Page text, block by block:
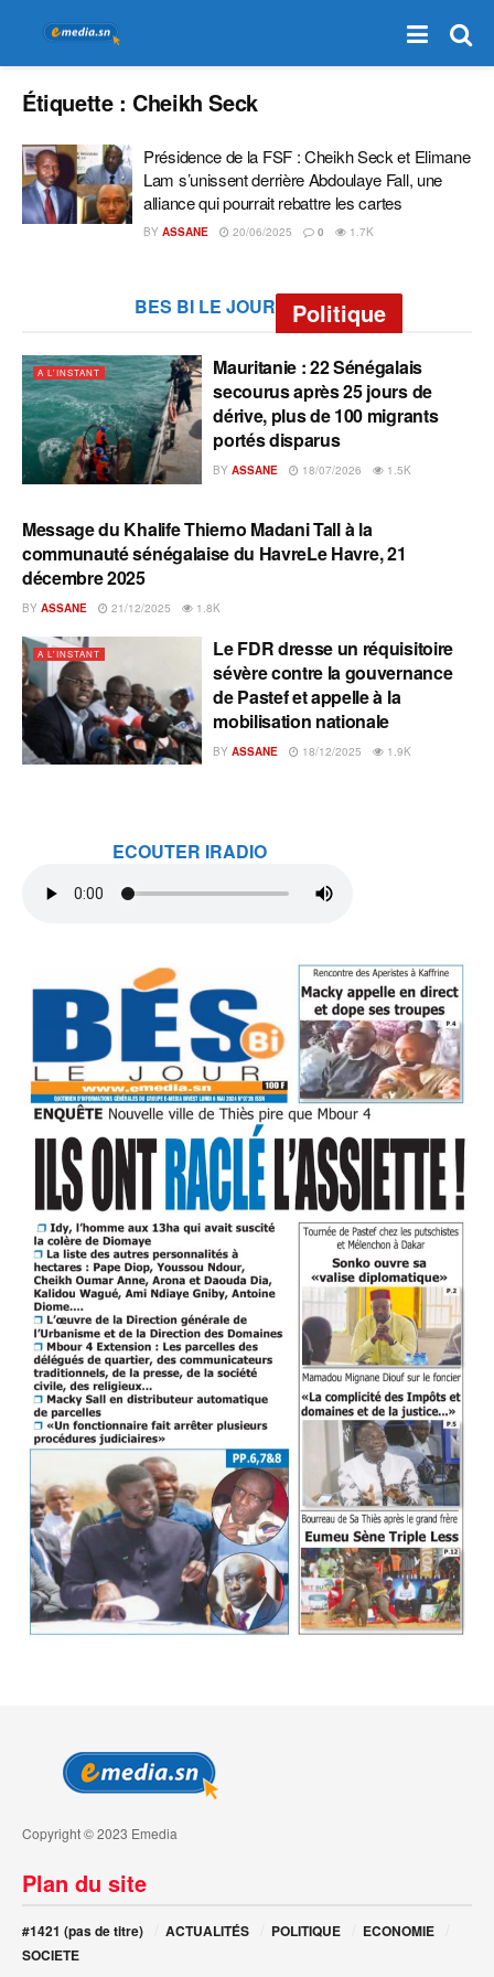
Étiquette : Cheikh Seck
Présidence de la FSF : Cheikh Seck et Elimane
Lam s’unissent derrière Abdoulaye Fall, une
alliance qui pourrait rebattre les cartes
BY ASSANE 20/06/2025 0 1.7K
BES BI LE JOUR Politique
A L'INSTANT
Mauritanie : 22 Sénégalais
secourus après 25 jours de
dérive, plus de 100 migrants
portés disparus
BY ASSANE 18/07/2026 1.5K
A L'INSTANT
Message du Khalife Thierno Madani Tall à la
communauté sénégalaise du HavreLe Havre, 21
décembre 2025
BY ASSANE 21/12/2025 1.8K
A L'INSTANT
Le FDR dresse un réquisitoire
sévère contre la gouvernance
de Pastef et appelle à la
mobilisation nationale
BY ASSANE 18/12/2025 1.9K
ECOUTER IRADIO
Copyright © 2023 Emedia
Plan du site
#1421 (pas de titre) ACTUALITÉS POLITIQUE
ECONOMIE
SOCIETE